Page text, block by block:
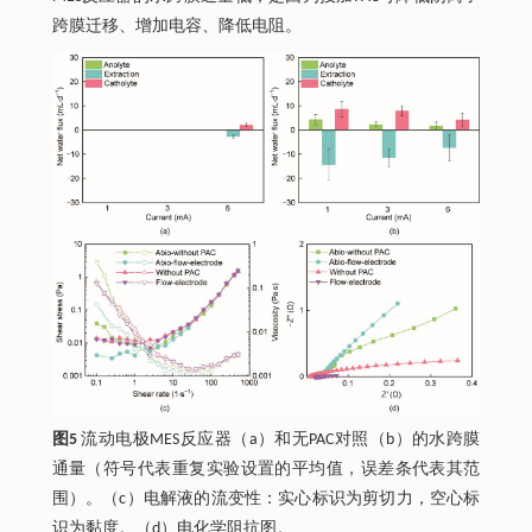
跨膜迁移、增加电容、降低电阻。
图5 流动电极MES反应器（a）和无PAC对照（b）的水跨膜
通量（符号代表重复实验设置的平均值，误差条代表其范
围）。（c）电解液的流变性：实心标识为剪切力，空心标